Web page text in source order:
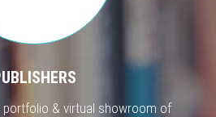
portfolio & virtual showroom of